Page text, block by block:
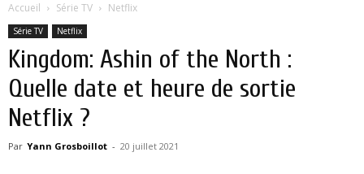
Accueil Série TV Netflix
Série TV Netflix
Kingdom: Ashin of the North :
Quelle date et heure de sortie
Netflix ?
Par Yann Grosboillot - 20 juillet 2021